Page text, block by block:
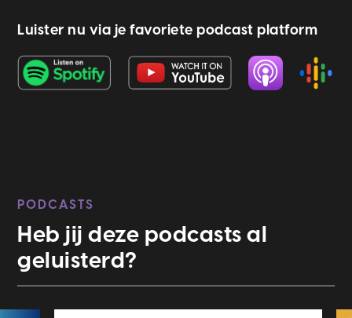
Luister nu via je favoriete podcast platform
PODCASTS
Heb jij deze podcasts al
geluisterd?